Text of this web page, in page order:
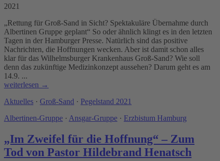
2021
„Rettung für Groß-Sand in Sicht? Spektakuläre Übernahme durch
Albertinen Gruppe geplant“ So oder ähnlich klingt es in den letzten
Tagen in der Hamburger Presse. Natürlich sind das positive
Nachrichten, die Hoffnungen wecken. Aber ist damit schon alles
klar für das Wilhelmsburger Krankenhaus Groß-Sand? Wie soll
denn das zukünftige Medizinkonzept aussehen? Darum geht es am
14.9. ...
weiterlesen →
Aktuelles · Groß-Sand · Pegelstand 2021
Albertinen-Gruppe · Ansgar-Gruppe · Erzbistum Hamburg
„Im Zweifel für die Hoffnung“ – Zum
Tod von Pastor Hildebrand Henatsch